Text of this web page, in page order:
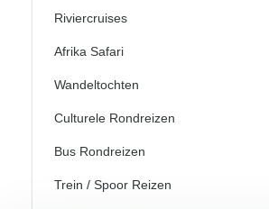
Riviercruises
Afrika Safari
Wandeltochten
Culturele Rondreizen
Bus Rondreizen
Trein / Spoor Reizen